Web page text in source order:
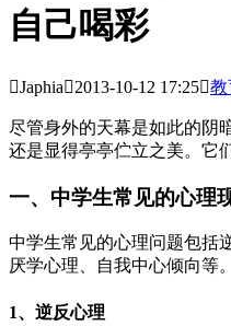
自己喝彩
Japhia2013-10-12 17:25教
尽管身外的天幕是如此的阴
还是显得亭亭伫立之美。它
一、中学生常见的心理
中学生常见的心理问题包括
厌学心理、自我中心倾向等。
1、逆反心理